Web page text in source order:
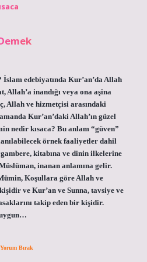
İslam edebiyatında Kur’an’da Allah
Allah’a inandığı veya ona aşina
Allah ve hizmetçisi arasındaki
Kur’an’daki Allah’ın güzel
nedir kısaca? Bu anlam “güven”
örnek faaliyetler dahil
kitabına ve dinin ilkelerine
inanan anlamına gelir.
Koşullara göre Allah ve
ve Kur’an ve Sunna, tavsiye ve
takip eden bir kişidir.
uygun…
Yorum Bırak